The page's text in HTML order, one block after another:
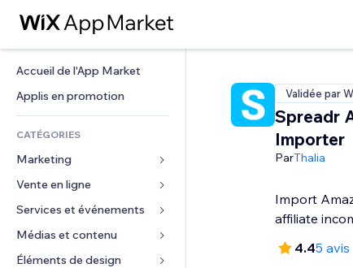
Accueil de l'App Market
Applis en promotion
CATÉGORIES
Marketing
Publicités
Mobile
Données analytiques
Réseaux sociaux
Vente en ligne
Applis pour les boutiques
Expédition et livraison
Boutons Vente
Services et événements
Hôtels
Événements
Médias et contenu
Galerie
Éléments de design
Validée par
Spreadr
Importer
ParThalia
Import
affiliate
4.45 avis